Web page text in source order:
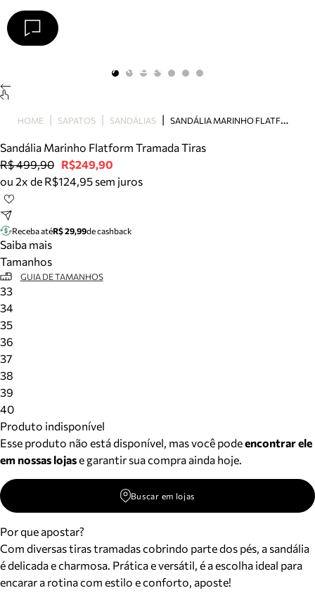
Papete
Scarpin
Mocassim
Bolsa
Tênis
Mule
Rasteira
Precisa de ajuda?
Arezzo
HOME SAPATOS SANDÁLIAS S
ANDÁLIA MARINHO FLATFORM TRAMADA TIRAS
Sandália Marinho Flatform Tramada Tiras
R$ 499,90 R$249,90
ou 2x de R$124,95 sem juros
Receba atéR$ 29,99de cashback
Saiba mais
Tamanhos
GUIA DE TAMANHOS
33
34
35
36
37
38
39
40
Produto indisponível
Esse produto não está disponível, mas você podeencontrar ele
em nossas lojase garantir sua compra ainda hoje.
Buscar em lojas
Por que apostar?
Com diversas tiras tramadas cobrindo parte dos pés, a sandália
é delicada e charmosa. Prática e versátil, é a escolha ideal para
encarar a rotina com estilo e conforto, aposte!